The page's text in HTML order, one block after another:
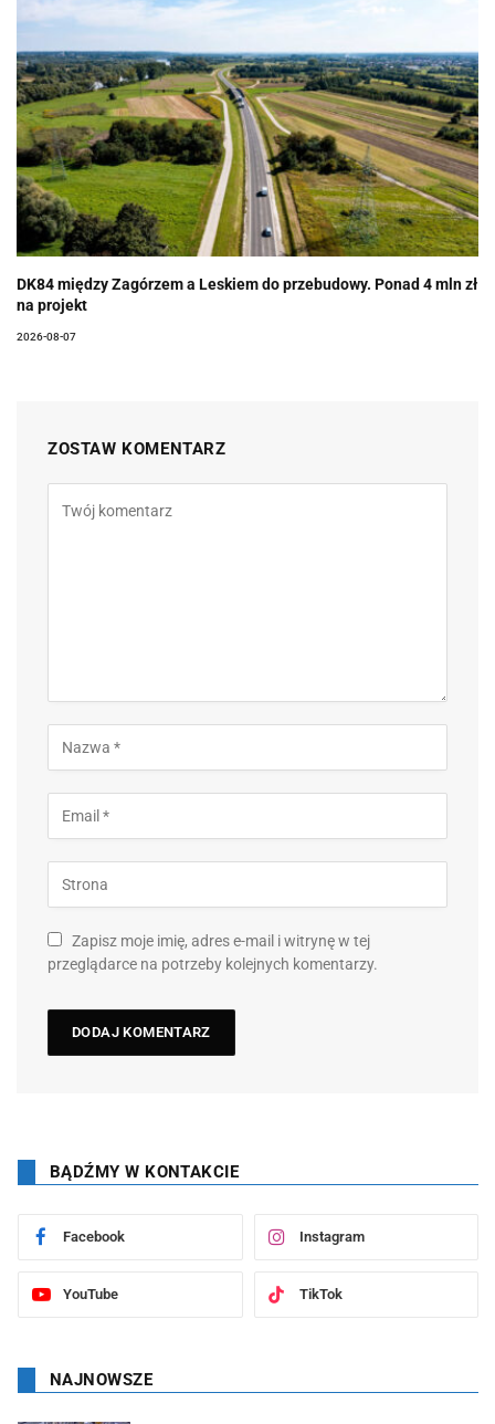
DK84 między Zagórzem a Leskiem do przebudowy. Ponad 4 mln zł
na projekt
2026-08-07
ZOSTAW KOMENTARZ
Zapisz moje imię, adres e-mail i witrynę w tej
przeglądarce na potrzeby kolejnych komentarzy.
BĄDŹMY W KONTAKCIE
Facebook Instagram
YouTube TikTok
NAJNOWSZE